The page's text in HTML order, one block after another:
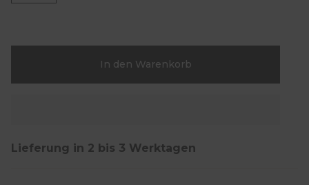
In den Warenkorb
Lieferung in 2 bis 3 Werktagen